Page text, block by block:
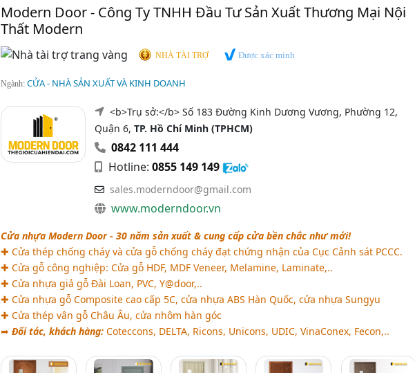
Modern Door - Công Ty TNHH Đầu Tư Sản Xuất Thương Mại Nội
Thất Modern
NHÀ TÀI TRỢ Được xác minh
Ngành: CỬA - NHÀ SẢN XUẤT VÀ KINH DOANH
<b>Trụ sở:</b> Số 183 Đường Kinh Dương Vương, Phường 12,
Quận 6, TP. Hồ Chí Minh (TPHCM)
0842 111 444
Hotline: 0855 149 149
sales.moderndoor@gmail.com
www.moderndoor.vn
Cửa nhựa Modern Door - 30 năm sản xuất & cung cấp cửa bền chắc như mới!
✚ Cửa thép chống cháy và cửa gỗ chống cháy đạt chứng nhận của Cục Cảnh sát PCCC.
✚ Cửa gỗ công nghiệp: Cửa gỗ HDF, MDF Veneer, Melamine, Laminate,..
✚ Cửa nhựa giả gỗ Đài Loan, PVC, Y@door,..
✚ Cửa nhựa gỗ Composite cao cấp 5C, cửa nhựa ABS Hàn Quốc, cửa nhựa Sungyu
✚ Cửa thép vân gỗ Châu Âu, cửa nhôm hàn góc
➦ Đối tác, khách hàng:Coteccons, DELTA, Ricons, Unicons, UDIC, VinaConex, Fecon,..